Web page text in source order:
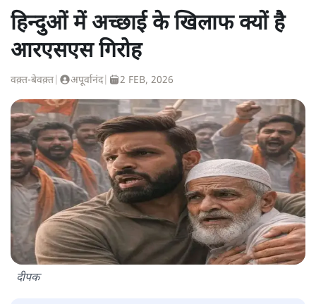
हिन्दुओं में अच्छाई के खिलाफ क्यों है
आरएसएस गिरोह
वक़्त-बेवक़्त अपूर्वानंद| 2 FEB, 2026
दीपक